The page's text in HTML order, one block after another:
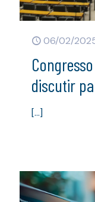
06/02/
discutir
[…]